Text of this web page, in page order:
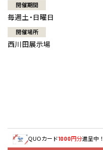
開催期間
毎週土・日曜日
開催場所
西川田展示場
QUOカード1000円分進呈中！